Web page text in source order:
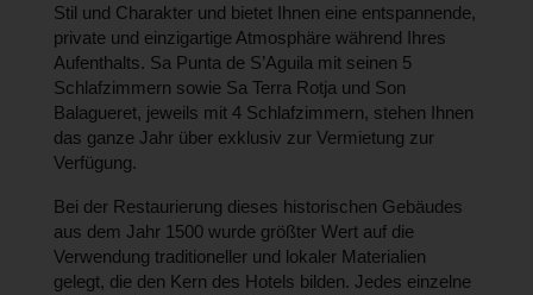
Stil und Charakter und bietet Ihnen eine entspannende,
private und einzigartige Atmosphäre während Ihres
Aufenthalts. Sa Punta de S’Aguila mit seinen 5
Schlafzimmern sowie Sa Terra Rotja und Son
Balagueret, jeweils mit 4 Schlafzimmern, stehen Ihnen
das ganze Jahr über exklusiv zur Vermietung zur
Verfügung.
Bei der Restaurierung dieses historischen Gebäudes
aus dem Jahr 1500 wurde größter Wert auf die
Verwendung traditioneller und lokaler Materialien
gelegt, die den Kern des Hotels bilden. Jedes einzelne